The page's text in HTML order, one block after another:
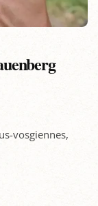
vosgiennes,